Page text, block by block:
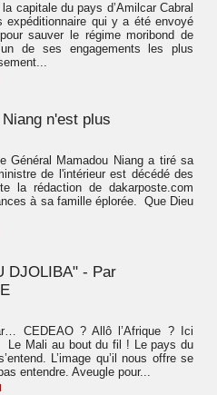
capitale du pays d’Amilcar Cabral
qui y a été envoyé
sauver le régime moribond de
de ses engagements les plus
n'est plus
Général Mamadou Niang a tiré sa
de l'intérieur est décédé des
rédaction de dakarposte.com
à sa famille éplorée. Que Dieu
DJOLIBA" - Par
CEDEAO ? Allô l’Afrique ? Ici
Mali au bout du fil ! Le pays du
L’image qu’il nous offre se
entendre. Aveugle pour...